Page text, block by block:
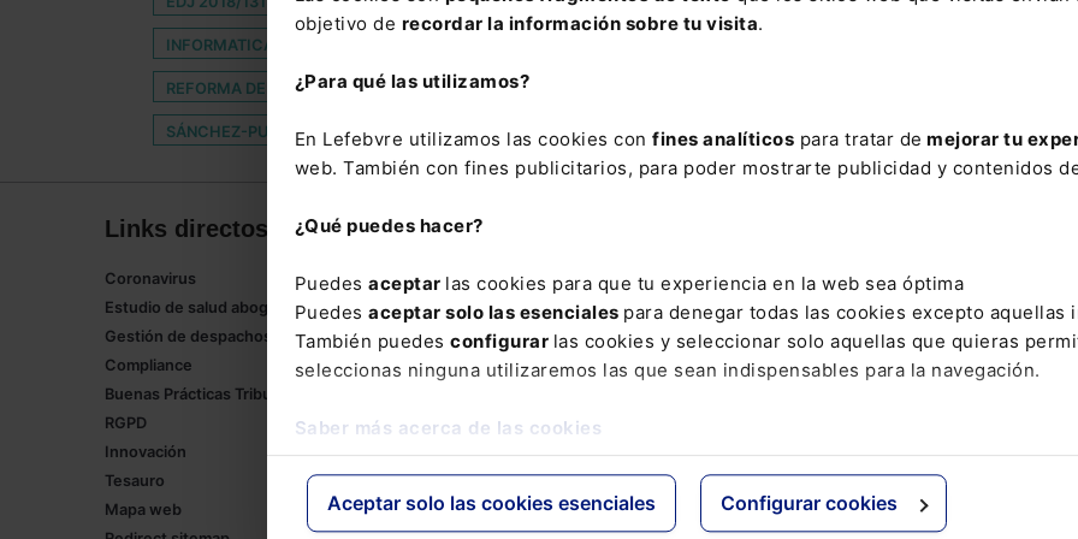
objetivo de recordar la información sobre tu visita.
¿Para qué las utilizamos?
En Lefebvre utilizamos las cookies con fines analíticos para tratar de mejorar tu
web. También con fines publicitarios, para poder mostrarte publicidad y contenidos
¿Qué puedes hacer?
Puedes aceptar las cookies para que tu experiencia en la web sea óptima
Puedes aceptar solo las esenciales para denegar todas las cookies excepto aquellas
También puedes configurar las cookies y seleccionar solo aquellas que quieras
seleccionas ninguna utilizaremos las que sean indispensables para la navegación.
Saber más acerca de las cookies
Aceptar solo las cookies esenciales Configurar cookies
INFORMATICA
REFORMA DEL CODIGO PENAL REGLAMENTO EUROPEO DE SEGURIDAD DE VEHÍCULOS
SÁNCHEZ-PUELLES SANIDAD PRIVADA SEBASTIAN SECUESTRO TESTIGOS XXVII JORNADAS DE
Links directos
Coronavirus
Estudio de salud abogacía
Gestión de despachos
Compliance
Buenas Prácticas Tributarias
RGPD
Innovación
Tesauro
Mapa web
Corporativo
Lefebvre
Tienda online
Formación
Empleos
Espacioasesoria.com
Espaciopymes.com
Blog de Actualidad